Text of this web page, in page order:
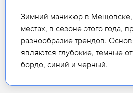
Зимний маникюр в Мещовске,
местах, в сезоне этого года,
разнообразие трендов.
являются глубокие, темные
бордо, синий и черный.